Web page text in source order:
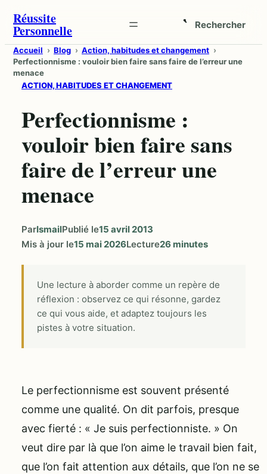
Aller
au
contenu
Réussite
Personnelle Rechercher
Ouvrir
la
recherche
Accueil Blog
Action, habitudes et changement
Perfectionnisme : vouloir bien faire sans faire de l’erreur une
menace
ACTION, HABITUDES ET CHANGEMENT
Perfectionnisme :
vouloir bien faire sans
faire de l’erreur une
menace
ParIsmailPublié le15 avril 2013
Mis à jour le15 mai 2026Lecture26 minutes
Une lecture à aborder comme un repère de
réflexion : observez ce qui résonne, gardez
ce qui vous aide, et adaptez toujours les
pistes à votre situation.
Le perfectionnisme est souvent présenté
comme une qualité. On dit parfois, presque
avec fierté : « Je suis perfectionniste. » On
veut dire par là que l’on aime le travail bien fait,
que l’on fait attention aux détails, que l’on ne se